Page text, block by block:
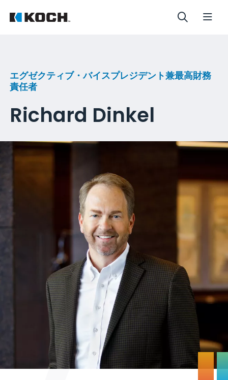
エグゼクティブ・バイスプレジデント兼最高財務
責任者
Richard Dinkel